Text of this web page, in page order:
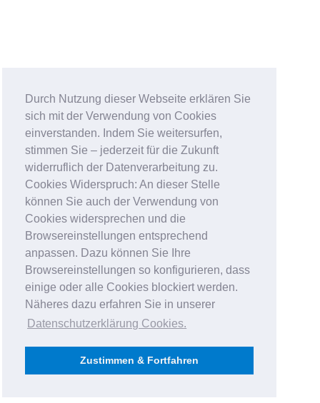
Durch Nutzung dieser Webseite erklären Sie
sich mit der Verwendung von Cookies
einverstanden. Indem Sie weitersurfen,
stimmen Sie – jederzeit für die Zukunft
widerruflich der Datenverarbeitung zu.
Cookies Widerspruch: An dieser Stelle
können Sie auch der Verwendung von
Cookies widersprechen und die
Browsereinstellungen entsprechend
anpassen. Dazu können Sie Ihre
Browsereinstellungen so konfigurieren, dass
einige oder alle Cookies blockiert werden.
Näheres dazu erfahren Sie in unserer
Datenschutzerklärung Cookies.
Zustimmen & Fortfahren